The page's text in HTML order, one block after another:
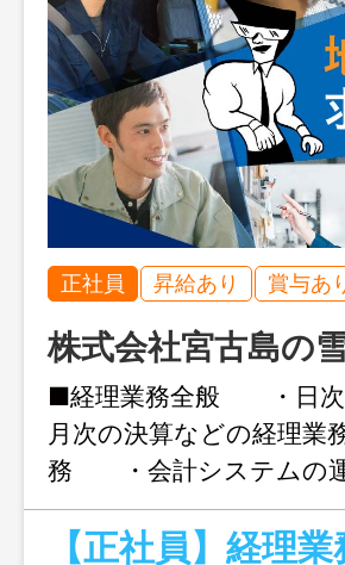
正社員 昇給あり 賞与あ
株式会社宮古島の
■経理業務全般 ・日
月次の決算などの経理
務 ・会計システムの
に関する業務 ※使用経
使っています ※経理業